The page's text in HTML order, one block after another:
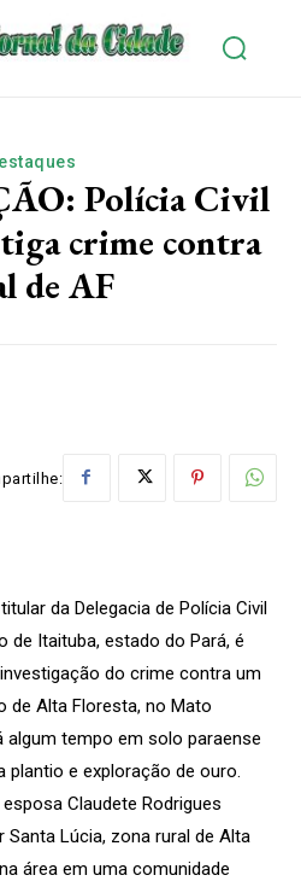
Polícia Civil
crime contra
de AF
da Delegacia de Polícia Civil
de Itaituba, estado do Pará, é
do crime contra um
de Alta Floresta, no Mato
algum tempo em solo paraense
plantio e exploração de ouro.
Claudete Rodrigues
Lúcia, zona rural de Alta
área em uma comunidade